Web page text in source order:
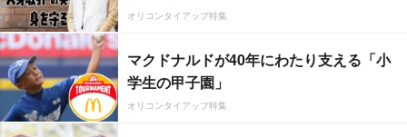
オリコンタイアップ特集
マクドナルドが40年にわたり支える「小
学生の甲子園」
オリコンタイアップ特集